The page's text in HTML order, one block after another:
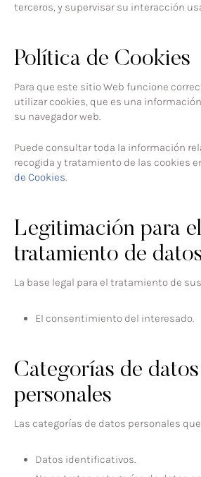
terceros, y supervisar su interacción
Política de Cookies
Para que este sitio Web funcione
utilizar cookies, que es una
su navegador web.
Puede consultar toda la información
recogida y tratamiento de las cookies
de Cookies.
Legitimación para el
tratamiento de
La base legal para el tratamiento de
El consentimiento del interesado.
Categorías de datos
personales
Las categorías de datos personales
Datos identificativos.